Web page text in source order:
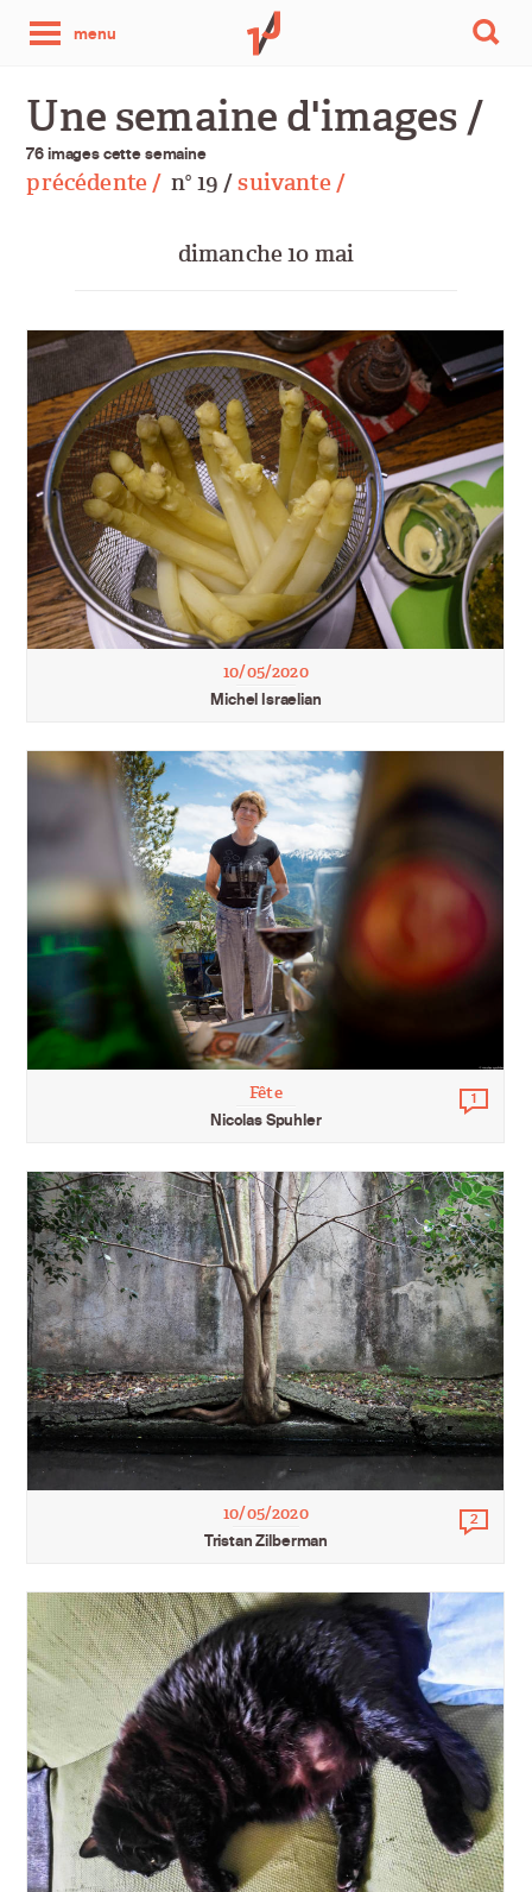
menu
photo
par
jour
Une semaine d'images /
76 images cette semaine
précédente / no 19 /suivante /
dimanche 10 mai
10/05/2020
Michel Israelian
Fête
Nicolas Spuhler
1
10/05/2020
Tristan Zilberman
2